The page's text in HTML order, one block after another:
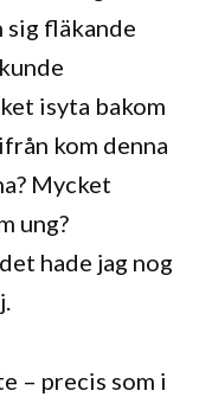
sig fläkande
isyta bakom
kom denna
Mycket
ung?
hade jag nog
– precis som i